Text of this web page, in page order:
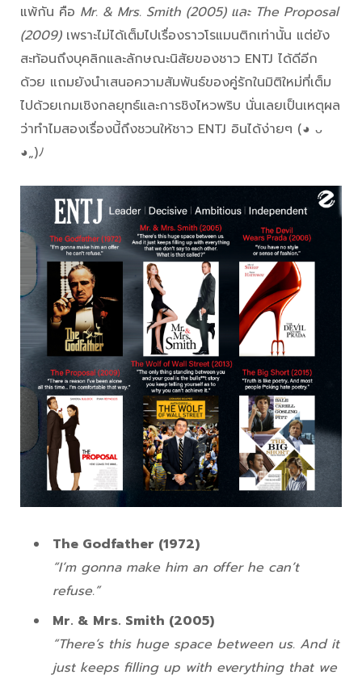
แพ้กัน คือ Mr. & Mrs. Smith (2005) และ The Proposal
(2009)เพราะไม่ได้เต็มไปเรื่องราวโรแมนติกเท่านั้น แต่ยัง
สะท้อนถึงบุคลิกและลักษณะนิสัยของชาว ENTJ ได้ดีอีก
ด้วย แถมยังนำเสนอความสัมพันธ์ของคู่รักในมิติใหม่ที่เต็ม
ไปด้วยเกมเชิงกลยุทธ์และการชิงไหวพริบ นั่นเลยเป็นเหตุผล
ว่าทำไมสองเรื่องนี้ถึงชวนให้ชาว ENTJ อินได้ง่ายๆ (◕ ᴗ
◕„)ﾉ
The Godfather (1972)
“I’m gonna make him an offer he can’t
refuse.”
Mr. & Mrs. Smith (2005)
“There’s this huge space between us. And it
just keeps filling up with everything that we